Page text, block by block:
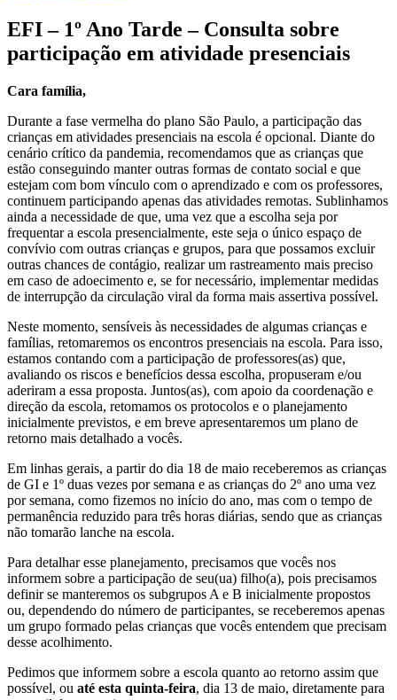
EFI – 1º Ano Tarde – Consulta sobre
participação em atividade presenciais
Cara família,
Durante a fase vermelha do plano São Paulo, a participação das
crianças em atividades presenciais na escola é opcional. Diante do
cenário crítico da pandemia, recomendamos que as crianças que
estão conseguindo manter outras formas de contato social e que
estejam com bom vínculo com o aprendizado e com os professores,
continuem participando apenas das atividades remotas. Sublinhamos
ainda a necessidade de que, uma vez que a escolha seja por
frequentar a escola presencialmente, este seja o único espaço de
convívio com outras crianças e grupos, para que possamos excluir
outras chances de contágio, realizar um rastreamento mais preciso
em caso de adoecimento e, se for necessário, implementar medidas
de interrupção da circulação viral da forma mais assertiva possível.
Neste momento, sensíveis às necessidades de algumas crianças e
famílias, retomaremos os encontros presenciais na escola. Para isso,
estamos contando com a participação de professores(as) que,
avaliando os riscos e benefícios dessa escolha, propuseram e/ou
aderiram a essa proposta. Juntos(as), com apoio da coordenação e
direção da escola, retomamos os protocolos e o planejamento
inicialmente previstos, e em breve apresentaremos um plano de
retorno mais detalhado a vocês.
Em linhas gerais, a partir do dia 18 de maio receberemos as crianças
de GI e 1º duas vezes por semana e as crianças do 2º ano uma vez
por semana, como fizemos no início do ano, mas com o tempo de
permanência reduzido para três horas diárias, sendo que as crianças
não tomarão lanche na escola.
Para detalhar esse planejamento, precisamos que vocês nos
informem sobre a participação de seu(ua) filho(a), pois precisamos
definir se manteremos os subgrupos A e B inicialmente propostos
ou, dependendo do número de participantes, se receberemos apenas
um grupo formado pelas crianças que vocês entendem que precisam
desse acolhimento.
Pedimos que informem sobre a escola quanto ao retorno assim que
possível, ou até esta quinta-feira, dia 13 de maio, diretamente para